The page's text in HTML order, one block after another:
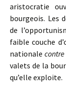
aristocratie
bourgeois. Les
de
faible couche
nationale contre
valets de la
qu’elle exploite.